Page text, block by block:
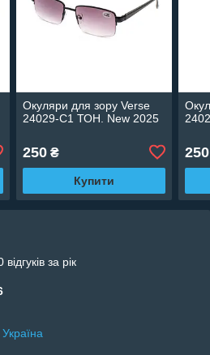
Окуляри для зору Verse
24029-C1 ТОН. New 2025
250₴
Купити
250
за рік